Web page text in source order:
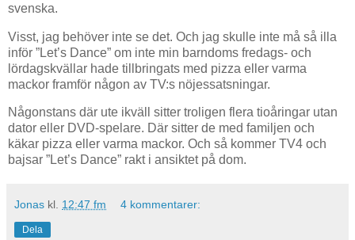
svenska.
Visst, jag behöver inte se det. Och jag skulle inte må så illa
inför ”Let’s Dance” om inte min barndoms fredags- och
lördagskvällar hade tillbringats med pizza eller varma
mackor framför någon av TV:s nöjessatsningar.
Någonstans där ute ikväll sitter troligen flera tioåringar utan
dator eller DVD-spelare. Där sitter de med familjen och
käkar pizza eller varma mackor. Och så kommer TV4 och
bajsar ”Let’s Dance” rakt i ansiktet på dom.
Jonas kl. 12:47 fm 4 kommentarer:
Dela